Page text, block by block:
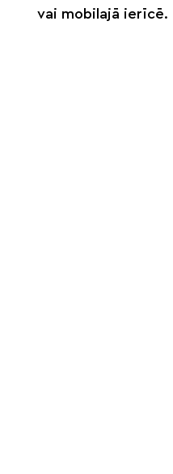
vai mobilajā ierīcē.